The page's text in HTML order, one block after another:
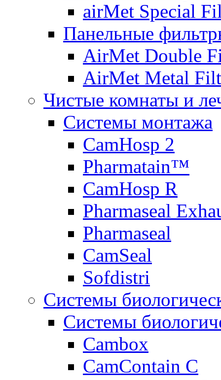
airMet Special
Панельные
AirMet Double
AirMet Metal
Чистые комнаты и
Системы монтажа
CamHosp 2
Pharmatain™
CamHosp R
Pharmaseal
Pharmaseal
CamSeal
Sofdistri
Системы
Системы
Cambox
CamContain C